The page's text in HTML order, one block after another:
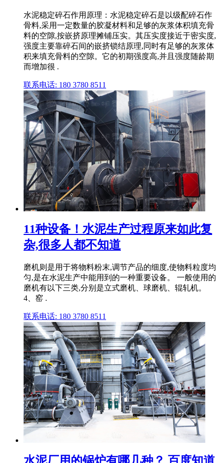
水泥稳定碎石作用原理：水泥稳定碎石是以级配碎石作
骨料,采用一定数量的胶凝材料和足够的灰浆体积填充骨
料的空隙,按嵌挤原理摊铺压实。其压实度接近于密实度,
强度主要靠碎石间的嵌挤锁结原理,同时有足够的灰浆体
积来填充骨料的空隙。它的初期强度高,并且强度随龄期
而增加很 .
联系电话: 180 3780 8511
11种设备！水泥生产过程原来如此复
杂,很多人都不知道
磨机则是用于将物料粉末,调节产品的细度,使物料粒度均
匀,是在水泥生产中能用到的一种重要设备。 一般使用的
磨机有以下三类,分别是立式磨机、球磨机、辊轧机。
4、窑 .
联系电话: 180 3780 8511